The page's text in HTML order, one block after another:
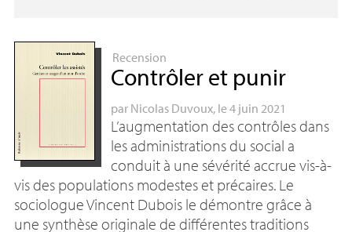
Recension
Contrôler et punir
par Nicolas Duvoux, le 4 juin 2021
L’augmentation des contrôles dans
les administrations du social a
conduit à une sévérité accrue vis-à-
vis des populations modestes et précaires. Le
sociologue Vincent Dubois le démontre grâce à
une synthèse originale de différentes traditions